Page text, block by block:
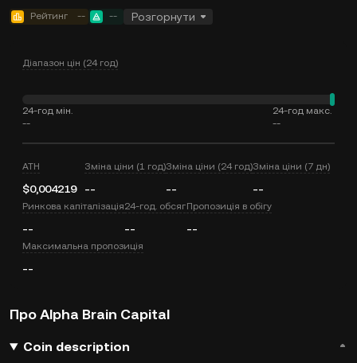
Рейтинг -- -- Розгорнути
Діапазон цін (24 год)
24-год мін.
--
24-год макс.
--
ATH
$0,004219
Зміна ціни (1 год)
--
Зміна ціни (24 год)
--
Зміна ціни (7 дн)
--
Ринкова капіталізація
--
24-год. обсяг
--
Пропозиція в обігу
--
Максимальна пропозиція
--
Про Alpha Brain Capital
Coin description